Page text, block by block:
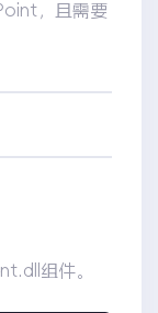
，且需要
组件。